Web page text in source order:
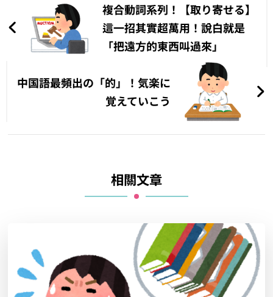
導
複合動詞系列！【取り寄せる】
這一招其實超萬用！說白就是
「把遠方的東西叫過來」
中国語最頻出の「的」！気楽に
覚えていこう
相關文章